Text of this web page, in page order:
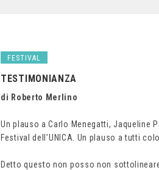
FESTIVAL
TESTIMONIANZA
di Roberto Merlino
Un plauso a Carlo Menegatti, Jaqueline
Festival dell’UNICA. Un plauso a tutti
Detto questo non posso non